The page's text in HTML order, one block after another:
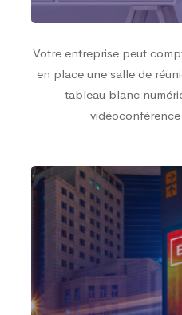
Votre entreprise peut
en place une salle de
tableau blanc